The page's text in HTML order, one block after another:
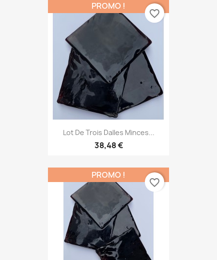
Lot De Trois Dalles Minces...
38,48 €
PROMO !
favorite_border
PROMO !
favorite_border